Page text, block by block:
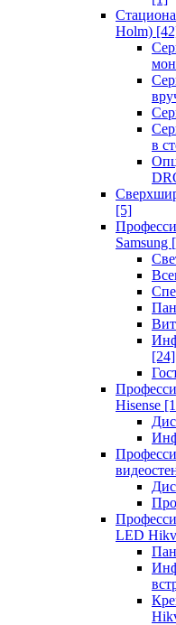
Holm)
в
[5]
Samsung
[24]
Hisense
LED